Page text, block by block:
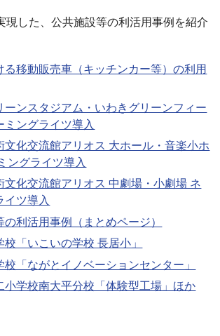
した、公共施設等の利活用事例を紹介
る移動販売車（キッチンカー等）の利用
ーンスタジアム・いわきグリーンフィー
ミングライツ導入
文化交流館アリオス 大ホール・音楽小ホ
ングライツ導入
文化交流館アリオス 中劇場・小劇場 ネ
イツ導入
の利活用事例（まとめページ）
校「いこいの学校 長居小」
校「ながとイノベーションセンター」
小学校南大平分校「体験型工場」ほか